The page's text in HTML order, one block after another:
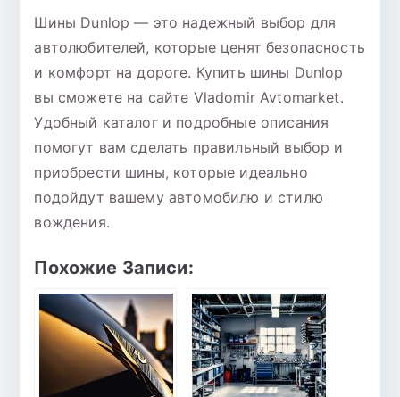
Шины Dunlop — это надежный выбор для
автолюбителей, которые ценят безопасность
и комфорт на дороге. Купить шины Dunlop
вы сможете на сайте Vladomir Avtomarket.
Удобный каталог и подробные описания
помогут вам сделать правильный выбор и
приобрести шины, которые идеально
подойдут вашему автомобилю и стилю
вождения.
Похожие Записи: